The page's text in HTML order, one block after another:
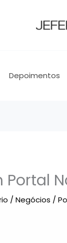
Depoimentos
Portal
/Negócios /